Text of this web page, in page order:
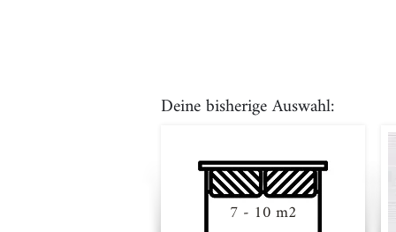
Deine bisherige Auswahl:
7 - 10 m2